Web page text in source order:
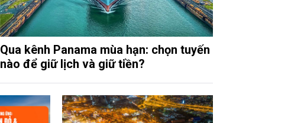
Qua kênh Panama mùa hạn: chọn tuyến
nào để giữ lịch và giữ tiền?